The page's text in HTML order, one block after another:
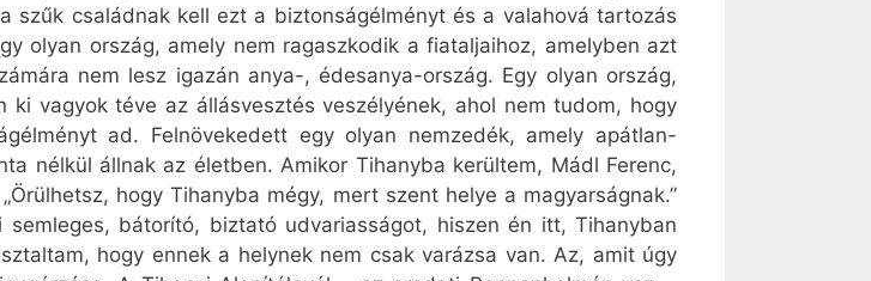
szűk családnak kell ezt a biztonságélményt és a valahová tartozás
olyan ország, amely nem ragaszkodik a fiataljaihoz, amelyben azt
nem lesz igazán anya-, édesanya-ország. Egy olyan ország,
vagyok téve az állásvesztés veszélyének, ahol nem tudom, hogy
ad. Felnövekedett egy olyan nemzedék, amely apátlan-
nélkül állnak az életben. Amikor Tihanyba kerültem, Mádl Ferenc,
hogy Tihanyba mégy, mert szent helye a magyarságnak.”
bátorító, biztató udvariasságot, hiszen én itt, Tihanyban
hogy ennek a helynek nem csak varázsa van. Az, amit úgy